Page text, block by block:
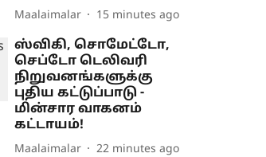
Maalaimalar 15 minutes ago
ஸ்விகி, சொமேட்டோ,
செப்டோ டெலிவரி
நிறுவனங்களுக்கு
புதிய கட்டுப்பாடு -
மின்சார வாகனம்
கட்டாயம்!
Maalaimalar 22 minutes ago